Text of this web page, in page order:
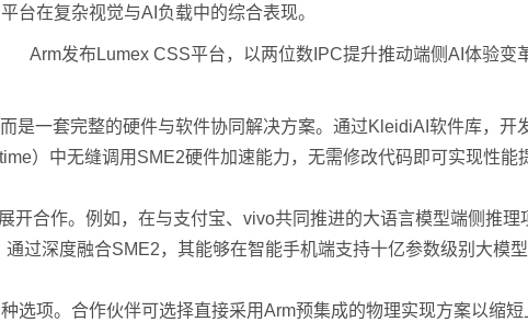
台在复杂视觉与AI负载中的综合表现。
一套完整的硬件与软件协同解决方案。通过KleidiAI软件库，开
）中无缝调用SME2硬件加速能力，无需修改代码即可实现性能
合作。例如，在与支付宝、vivo共同推进的大语言模型端侧推理
过深度融合SME2，其能够在智能手机端支持十亿参数级别大模
项。合作伙伴可选择直接采用Arm预集成的物理实现方案以缩